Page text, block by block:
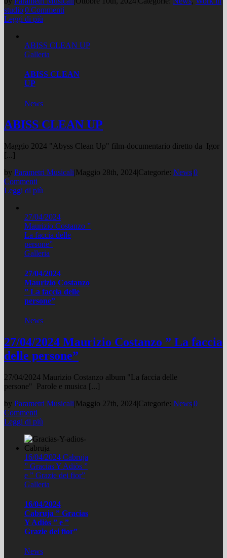
studio|0 Commenti
Leggi di più
ABISS CLEAN UP
Galleria
ABISS CLEAN
UP
News
ABISS CLEAN UP
Maggio 2024 "Abyss Clean Up" film-documentario diretto da Igor
[...]
by Parametri Musicali|Maggio 28th, 2024|Categorie: News|0
Commenti
Leggi di più
27/04/2024
Maurizio Costanzo ”
La faccia delle
persone”
Galleria
27/04/2024
Maurizio Costanzo
” La faccia delle
persone”
News
27/04/2024 Maurizio Costanzo ” La faccia
delle persone”
27/04/2024 Maurizio Costanzo album "La faccia delle
persone" Parole e musica [...]
by Parametri Musicali|Maggio 27th, 2024|Categorie: News|0
Commenti
Leggi di più
16/04/2024 Cabruja
” Gracias Y Adiòs ”
e ” Grazie dei fior”
Galleria
16/04/2024
Cabruja ” Gracias
Y Adiòs ” e ”
Grazie dei fior”
News